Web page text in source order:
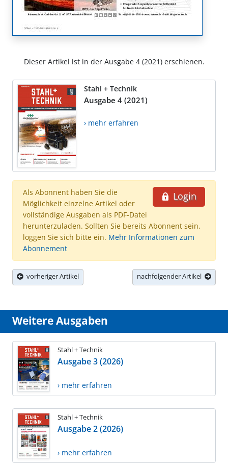
Dieser Artikel ist in der Ausgabe 4 (2021) erschienen.
Stahl + Technik
Ausgabe 4 (2021)
› mehr erfahren
Login
Als Abonnent haben Sie die
Möglichkeit einzelne Artikel oder
vollständige Ausgaben als PDF-Datei
herunterzuladen. Sollten Sie bereits Abonnent sein,
loggen Sie sich bitte ein. Mehr Informationen zum
Abonnement
vorheriger Artikel nachfolgender Artikel
Weitere Ausgaben
Stahl + Technik
Ausgabe 3 (2026)
› mehr erfahren
Stahl + Technik
Ausgabe 2 (2026)
› mehr erfahren